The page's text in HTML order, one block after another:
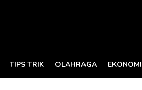
TIPS TRIK OLAHRAGA EKONOMI